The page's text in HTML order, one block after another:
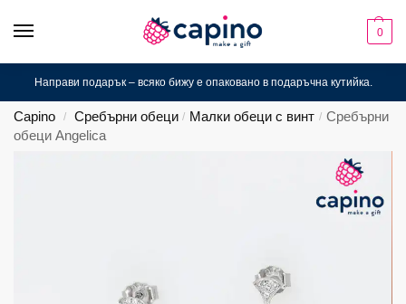
0
Направи подарък – всяко бижу е опаковано в подаръчна кутийка.
Capino / Сребърни обеци / Малки обеци с винт / Сребърни
обеци Angelica